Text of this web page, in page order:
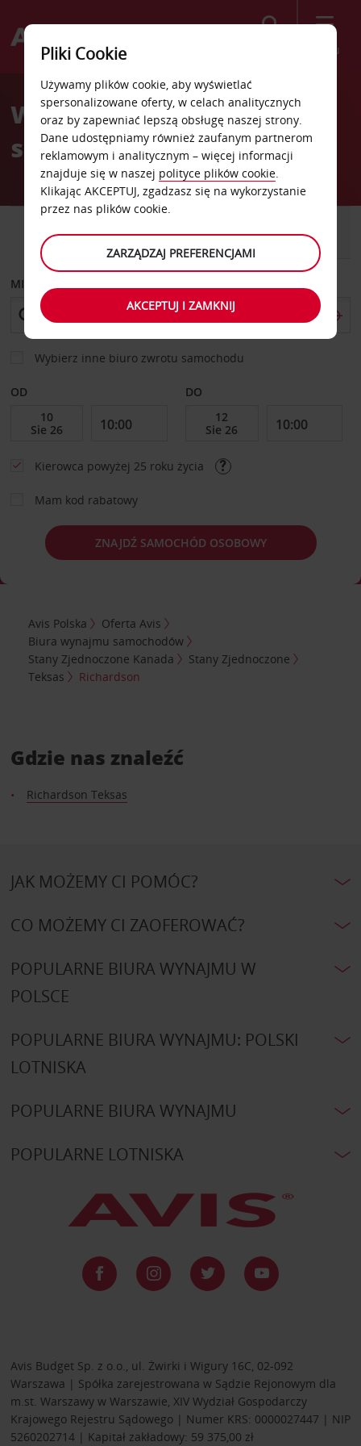
Menu
Welcome
AvisWypożyczalnia
samochodów Richardson
DOSTAWCZY
MIEJSCE ODBIORU
Wybierz inne biuro zwrotu samochodu
OD DO
Kierowca powyżej 25 roku życia
Mam kod rabatowy
ZNAJDŹ SAMOCHÓD OSOBOWY
Avis Polska
Oferta Avis
Biura wynajmu samochodów
Stany Zjednoczone Kanada
Stany Zjednoczone
Teksas
Richardson
Gdzie nas znaleźć
Richardson Teksas
JAK MOŻEMY CI POMÓC?
CO MOŻEMY CI ZAOFEROWAĆ?
POPULARNE BIURA WYNAJMU W
POLSCE
POPULARNE BIURA WYNAJMU: POLSKI
LOTNISKA
POPULARNE BIURA WYNAJMU
POPULARNE LOTNISKA
Avis Budget Sp. z o.o., ul. Żwirki i Wigury 16C, 02-092
Warszawa | Spółka zarejestrowana w Sądzie Rejonowym dla
m.st. Warszawy w Warszawie, XIV Wydział Gospodarczy
Krajowego Rejestru Sądowego | Numer KRS: 0000027447 | NIP
5260202714 | Kapitał zakładowy: 59 375,00 zł
Pliki Cookie
Używamy plików cookie, aby wyświetlać
spersonalizowane oferty, w celach analitycznych
oraz by zapewniać lepszą obsługę naszej strony.
Dane udostępniamy również zaufanym partnerom
reklamowym i analitycznym – więcej informacji
znajduje się w naszej polityce plików cookie.
Klikając AKCEPTUJ, zgadzasz się na wykorzystanie
przez nas plików cookie.
ZARZĄDZAJ PREFERENCJAMI
AKCEPTUJ I ZAMKNIJ